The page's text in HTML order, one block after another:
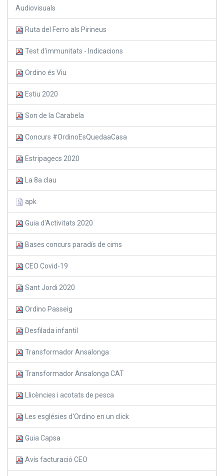
Audiovisuals
Ruta del Ferro als Pirineus
Test d'immunitats - Indicacions
Ordino és Viu
Estiu 2020
Son de la Carabela
Concurs #OrdinoEsQuedaaCasa
Estripagecs 2020
La 8a clau
apk
Guia d'Activitats 2020
Bases concurs paradís de cims
CEO Covid-19
Sant Jordi 2020
Ordino Passeig
Desfilada infantil
Transformador Ansalonga
Transformador Ansalonga CAT
Llicències i acotats de pesca
Les esglésies d'Ordino en un click
Guia Capsa
Avís facturació CEO